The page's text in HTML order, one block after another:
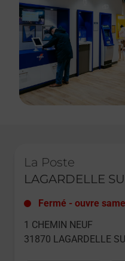
La Poste
LAGARDELLE
Fermé - ouvre
1 CHEMIN NEUF
31870 LAGARDELLE